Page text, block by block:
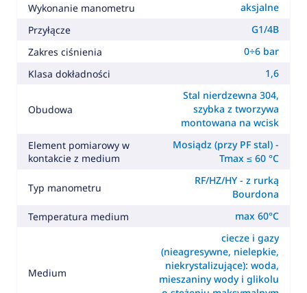
Wykonanie manometru
aksjalne
Przyłącze
G1/4B
Zakres ciśnienia
0÷6 bar
Klasa dokładności
1,6
Obudowa
Stal nierdzewna 304,
szybka z tworzywa
montowana na wcisk
Element pomiarowy w
kontakcie z medium
Mosiądz (przy PF stal) -
Tmax ≤ 60 °C
Typ manometru
RF/HZ/HY - z rurką
Bourdona
Temperatura medium
max 60°C
Medium
ciecze i gazy
(nieagresywne, nielepkie,
niekrystalizujące): woda,
mieszaniny wody i glikolu